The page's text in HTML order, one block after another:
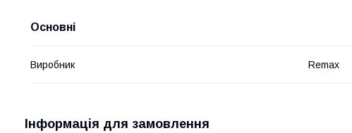
Основні
Виробник Remax
Інформація для замовлення